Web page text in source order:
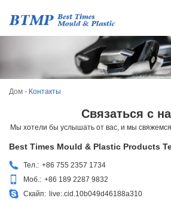
Дом - Контакты
Связаться с
Мы хотели бы услышать от вас, и мы свяжемся
Best Times Mould & Plastic Products
Тел.: +86 755 2357 1734
Моб.: +86 189 2287 9832
Скайп: live:.cid.10b049d46188a310